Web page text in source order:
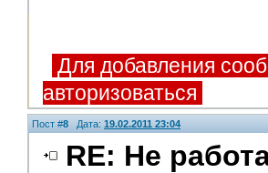
Для добавления
авторизоваться
Пост #8 Дата: 19.02.2011 23:04
RE: Не